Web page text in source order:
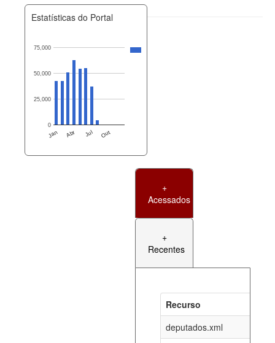
Estatísticas do Portal
Jan Abr Jul Out
0
25,000
50,000
75,000
+
Acessados
+
Recentes
Recurso
deputados.xml
documento_andamento_atual.xml